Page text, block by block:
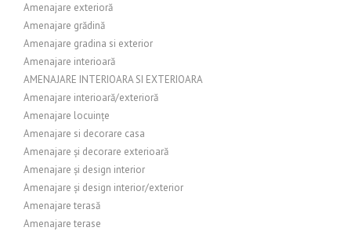
Amenajare exterioră
Amenajare grădină
Amenajare gradina si exterior
Amenajare interioară
AMENAJARE INTERIOARA SI EXTERIOARA
Amenajare interioară/exterioră
Amenajare locuințe
Amenajare si decorare casa
Amenajare și decorare exterioară
Amenajare și design interior
Amenajare și design interior/exterior
Amenajare terasă
Amenajare terase